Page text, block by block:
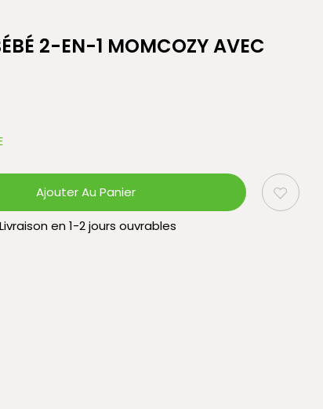
2-EN-1 MOMCOZY AVEC
Ajouter Au Panier
en 1-2 jours ouvrables